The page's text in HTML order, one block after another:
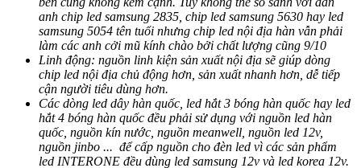
anh chip led samsung 2835, chip led samsung 5630 hay led
samsung 5054 tên tuổi nhưng chip led nội địa hàn vẫn phải
làm các anh cởi mũ kính chào bởi chất lượng cũng 9/10
Linh động: nguồn linh kiện sản xuất nội địa sẽ giúp dòng
chip led nội địa chủ động hơn, sản xuất nhanh hơn, dễ tiếp
cận người tiêu dùng hơn.
Các dòng led dây hàn quốc, led hắt 3 bóng hàn quốc hay led
hắt 4 bóng hàn quốc đều phải sử dụng với nguồn led hàn
quốc, nguồn kín nước, nguồn meanwell, nguồn led 12v,
nguồn jinbo ... để cấp nguồn cho đèn led vì các sản phẩm
led INTERONE đều dùng led samsung 12v và led korea 12v.